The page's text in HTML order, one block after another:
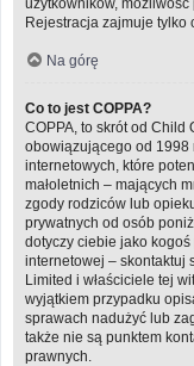
Rejestracja zajmuje tylko
Na górę
Co to jest COPPA?
COPPA, to skrót od Child
obowiązującego od 1998
internetowych, które
małoletnich – mających
zgody rodziców lub
prywatnych od osób
dotyczy ciebie jako
internetowej – skontaktuj
Limited i właściciele tej
wyjątkiem przypadku
sprawach nadużyć lub
także nie są punktem
prawnych.